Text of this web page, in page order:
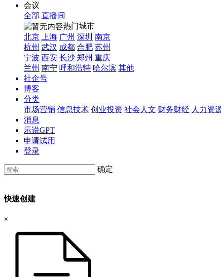
会议
全部 直播间
热门城市
北京
上海 广州 深圳 南京
杭州 武汉 成都 合肥 苏州
宁波 西安 长沙 郑州 重庆
兰州 南宁 呼和浩特 哈尔滨 其他
社企号
博客
分类
市场营销 信息技术 创业投资 社会人文 财务财经 人力资
消息
示说GPT
申请试用
登录
确定
快速创建
×